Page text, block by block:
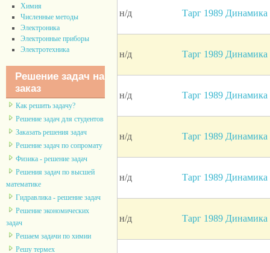
Химия
Численные методы
Электроника
Электронные приборы
Электротехника
Решение задач на
заказ
Как решить задачу?
Решение задач для студентов
Заказать решения задач
Решение задач по сопромату
Физика - решение задач
Решения задач по высшей
математике
Гидравлика - решение задач
Решение экономических
задач
Решаем задачи по химии
Решу термех
н/д Тарг 1989 Динамика
н/д Тарг 1989 Динамика
н/д Тарг 1989 Динамика
н/д Тарг 1989 Динамика
н/д Тарг 1989 Динамика
н/д Тарг 1989 Динамика